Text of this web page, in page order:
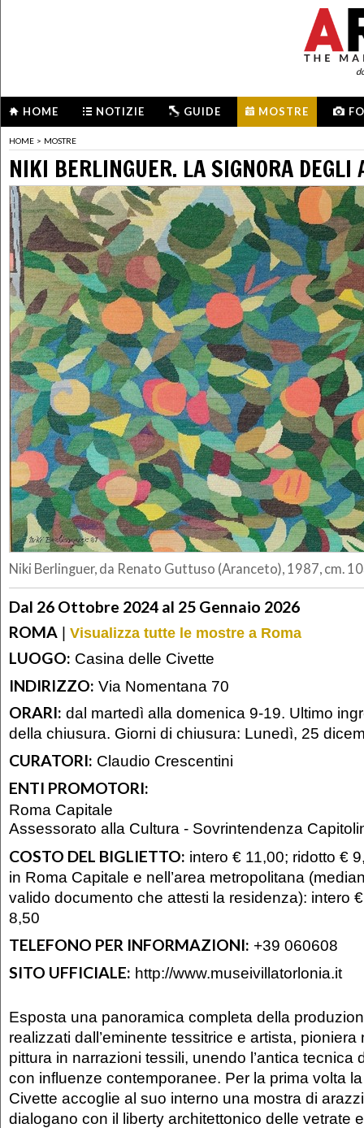
HOME NOTIZIE GUIDE MOSTRE
HOME > MOSTRE
NIKI BERLINGUER. LA SIGNORA DEGLI
Niki Berlinguer, da Renato Guttuso (Aranceto), 1987, cm.
Dal 26 Ottobre 2024 al 25 Gennaio 2026
ROMA | Visualizza tutte le mostre a Roma
LUOGO: Casina delle Civette
INDIRIZZO: Via Nomentana 70
ORARI: dal martedì alla domenica 9-19. Ultimo
della chiusura. Giorni di chiusura: Lunedì, 25
CURATORI: Claudio Crescentini
ENTI PROMOTORI:
Roma Capitale
Assessorato alla Cultura - Sovrintendenza
COSTO DEL BIGLIETTO: intero € 11,00; ridotto €
in Roma Capitale e nell’area metropolitana
valido documento che attesti la residenza): intero
8,50
TELEFONO PER INFORMAZIONI: +39 060608
SITO UFFICIALE: http://www.museivillatorlonia.it
Esposta una panoramica completa della
realizzati dall’eminente tessitrice e artista, pioniera
pittura in narrazioni tessili, unendo l’antica tecnica
con influenze contemporanee. Per la prima volta
Civette accoglie al suo interno una mostra di
dialogano con il liberty architettonico delle vetrate